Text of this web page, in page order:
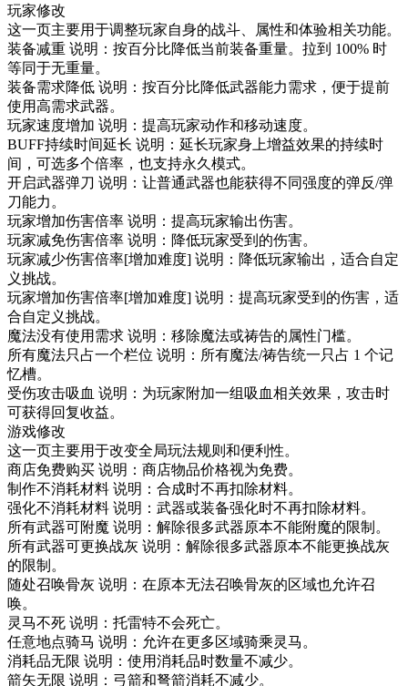
玩家修改
这一页主要用于调整玩家自身的战斗、属性和体验相关功能。
装备减重 说明：按百分比降低当前装备重量。拉到 100% 时
等同于无重量。
装备需求降低 说明：按百分比降低武器能力需求，便于提前
使用高需求武器。
玩家速度增加 说明：提高玩家动作和移动速度。
BUFF持续时间延长 说明：延长玩家身上增益效果的持续时
间，可选多个倍率，也支持永久模式。
开启武器弹刀 说明：让普通武器也能获得不同强度的弹反/弹
刀能力。
玩家增加伤害倍率 说明：提高玩家输出伤害。
玩家减免伤害倍率 说明：降低玩家受到的伤害。
玩家减少伤害倍率[增加难度] 说明：降低玩家输出，适合自定
义挑战。
玩家增加伤害倍率[增加难度] 说明：提高玩家受到的伤害，适
合自定义挑战。
魔法没有使用需求 说明：移除魔法或祷告的属性门槛。
所有魔法只占一个栏位 说明：所有魔法/祷告统一只占 1 个记
忆槽。
受伤攻击吸血 说明：为玩家附加一组吸血相关效果，攻击时
可获得回复收益。
游戏修改
这一页主要用于改变全局玩法规则和便利性。
商店免费购买 说明：商店物品价格视为免费。
制作不消耗材料 说明：合成时不再扣除材料。
强化不消耗材料 说明：武器或装备强化时不再扣除材料。
所有武器可附魔 说明：解除很多武器原本不能附魔的限制。
所有武器可更换战灰 说明：解除很多武器原本不能更换战灰
的限制。
随处召唤骨灰 说明：在原本无法召唤骨灰的区域也允许召
唤。
灵马不死 说明：托雷特不会死亡。
任意地点骑马 说明：允许在更多区域骑乘灵马。
消耗品无限 说明：使用消耗品时数量不减少。
箭矢无限 说明：弓箭和弩箭消耗不减少。